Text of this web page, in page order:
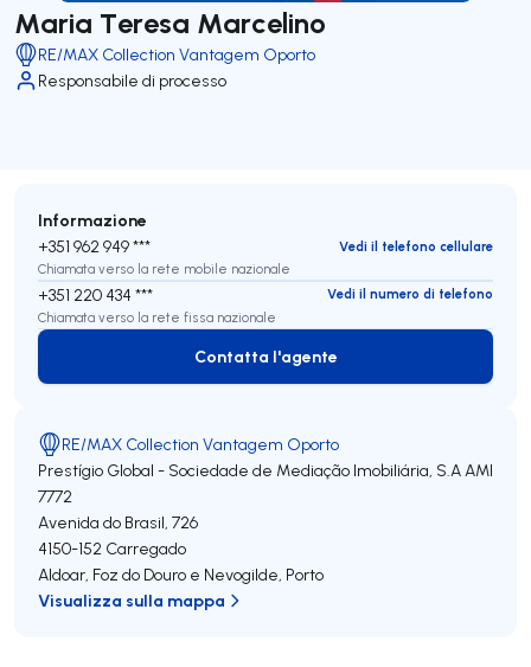
Maria Teresa Marcelino
RE/MAX Collection Vantagem Oporto
Responsabile di processo
Informazione
+351 962 949 ***
Vedi il telefono cellulare
Chiamata verso la rete mobile nazionale
+351 220 434 ***
Vedi il numero di telefono
Chiamata verso la rete fissa nazionale
Contatta l'agente
Contatta l'agente
RE/MAX Collection Vantagem Oporto
Prestígio Global - Sociedade de Mediação Imobiliária, S.AAMI
7772
Avenida do Brasil, 726
4150-152 Carregado
Aldoar, Foz do Douro e Nevogilde, Porto
Visualizza sulla mappa